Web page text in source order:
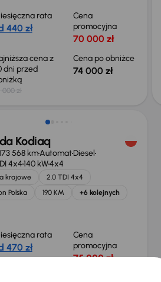
rata
440 zł
Cena
promocyjna
70 000 zł
cena z
dni przed
000 zł
Cena po obniżce
74 000 zł
skupione
Kodiaq
568 kmAutomatDiesel
4x4140 kW4x4
krajowe
2.0 TDI 4x4
Polska
190 KM +6 kolejnych
rata
470 zł
Cena
promocyjna
75 000 zł